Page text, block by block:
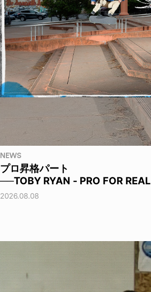
NEWS
プロ昇格パート
──TOBY RYAN - PRO FOR REAL
2026.08.08